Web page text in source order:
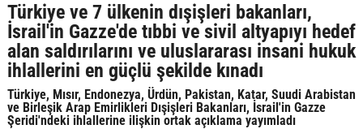
Türkiye ve 7 ülkenin dışişleri bakanları,
İsrail'in Gazze'de tıbbi ve sivil altyapıyı hedef
alan saldırılarını ve uluslararası insani hukuk
ihlallerini en güçlü şekilde kınadı
Türkiye, Mısır, Endonezya, Ürdün, Pakistan, Katar, Suudi Arabistan
ve Birleşik Arap Emirlikleri Dışişleri Bakanları, İsrail'in Gazze
Şeridi'ndeki ihlallerine ilişkin ortak açıklama yayımladı